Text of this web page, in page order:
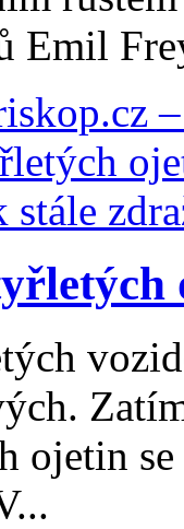
Emil
ojetin